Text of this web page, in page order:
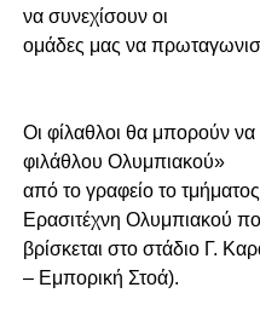
να συνεχίσουν οι
ομάδες μας να
Οι φίλαθλοι θα μπορούν
φιλάθλου Ολυμπιακού»
από το γραφείο το
Ερασιτέχνη Ολυμπιακού
βρίσκεται στο στάδιο Γ.
– Εμπορική Στοά).